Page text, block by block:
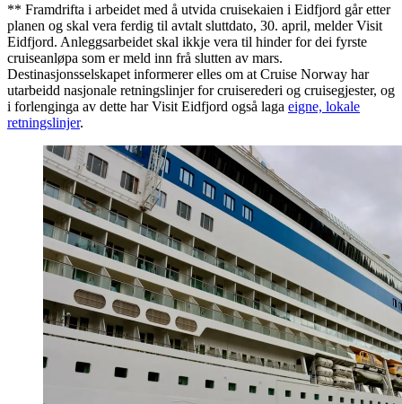
** Framdrifta i arbeidet med å utvida cruisekaien i Eidfjord går etter
planen og skal vera ferdig til avtalt sluttdato, 30. april, melder Visit
Eidfjord. Anleggsarbeidet skal ikkje vera til hinder for dei fyrste
cruiseanløpa som er meld inn frå slutten av mars.
Destinasjonsselskapet informerer elles om at Cruise Norway har
utarbeidd nasjonale retningslinjer for cruiserederi og cruisegjester, og
i forlenginga av dette har Visit Eidfjord også laga eigne, lokale
retningslinjer.